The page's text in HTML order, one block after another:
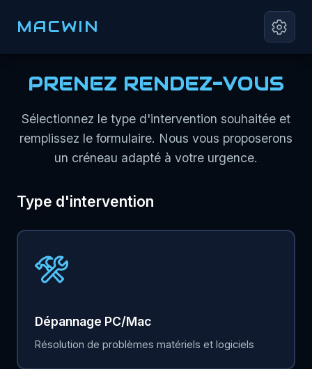
MACWIN
PRENEZ RENDEZ-VOUS
Sélectionnez le type d'intervention souhaitée et
remplissez le formulaire. Nous vous proposerons
un créneau adapté à votre urgence.
Type d'intervention
Dépannage PC/Mac
Résolution de problèmes matériels et logiciels